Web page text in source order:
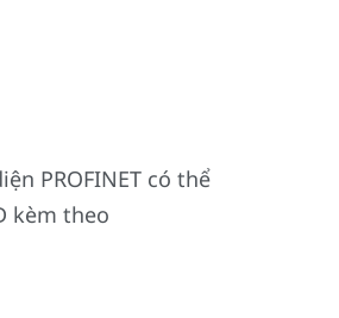
PROFINET có thể
kèm theo